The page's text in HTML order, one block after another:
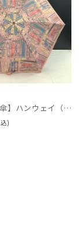
【折りたたみ傘】ハンウェイ（ＨＡＮＷＡＹ） Bookworm color（ブックワームカラー）
)